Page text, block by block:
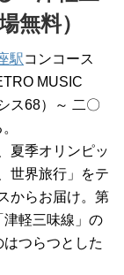
無料）
駅コンコース
MUSIC
ス68）～ 二〇
夏季オリンピッ
世界旅行」をテ
からお届け。第
軽三味線」の
つらつとした